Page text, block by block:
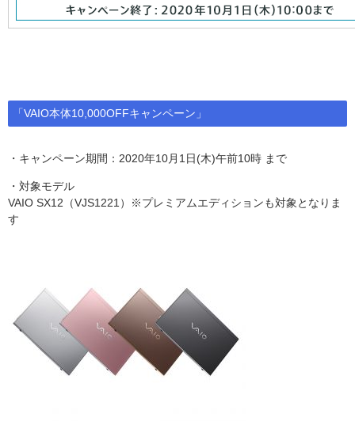
「VAIO本体10,000OFFキャンペーン」
・キャンペーン期間：2020年10月1日(木)午前10時 まで
・対象モデル
VAIO SX12（VJS1221）※プレミアムエディションも対象となりま
す